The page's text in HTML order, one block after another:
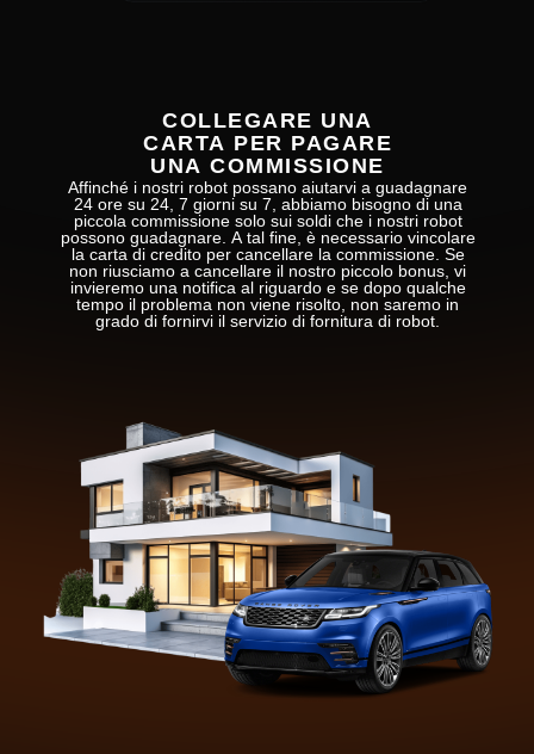
Affinché i nostri robot possano aiutarvi a guadagnare
24 ore su 24, 7 giorni su 7, abbiamo bisogno di una
piccola commissione solo sui soldi che i nostri robot
possono guadagnare. A tal fine, è necessario vincolare
la carta di credito per cancellare la commissione. Se
non riusciamo a cancellare il nostro piccolo bonus, vi
invieremo una notifica al riguardo e se dopo qualche
tempo il problema non viene risolto, non saremo in
grado di fornirvi il servizio di fornitura di robot.
COLLEGARE UNA
CARTA PER PAGARE
UNA COMMISSIONE